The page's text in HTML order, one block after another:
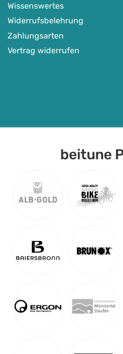
Wissenswertes
Widerrufsbelehrung
Zahlungsarten
Vertrag widerrufen
beitune